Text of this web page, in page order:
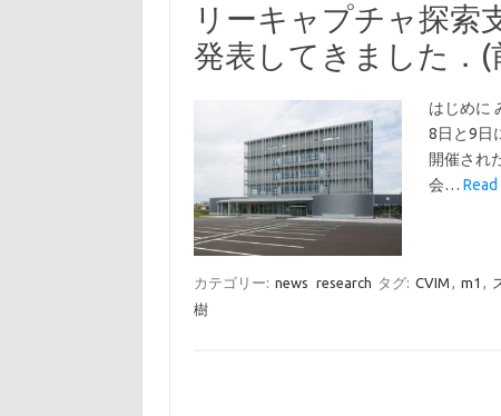
リーキャプチャ探索
発表してきました．(
はじめに
8日と9日
開催され
会…
カテゴリー: news research タグ: CVIM , m1 ,
樹